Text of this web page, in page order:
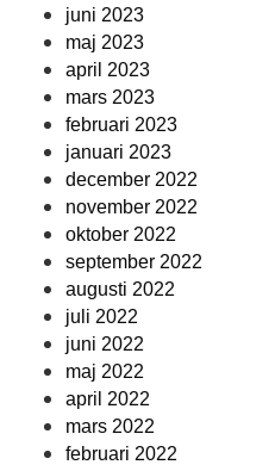
juni 2023
maj 2023
april 2023
mars 2023
februari 2023
januari 2023
december 2022
november 2022
oktober 2022
september 2022
augusti 2022
juli 2022
juni 2022
maj 2022
april 2022
mars 2022
februari 2022